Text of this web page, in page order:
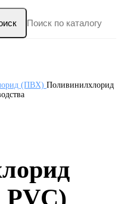
(ПВХ) Поливинилхлорид